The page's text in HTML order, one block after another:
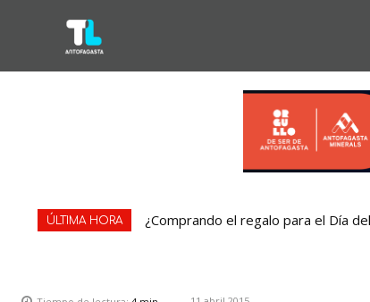
ÚLTIMA HORA ¿Comprando el regalo para el Día